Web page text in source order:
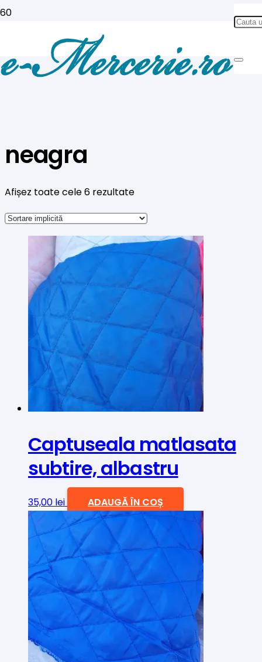
neagra
Afișez toate cele 6 rezultate
Captuseala matlasata
subtire, albastru
35,00 lei ADAUGĂ ÎN COȘ